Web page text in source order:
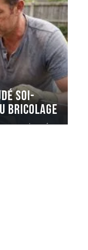
soi-
bricolage
en une journée